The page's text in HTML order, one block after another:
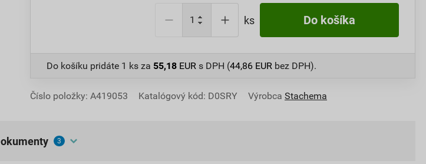
ks Do košíka
Do košíku pridáte 1 ks za 55,18 EUR s DPH (44,86 EUR bez DPH).
Číslo položky: A419053 Katalógový kód: D0SRY Výrobca Stachema
dokumenty 3